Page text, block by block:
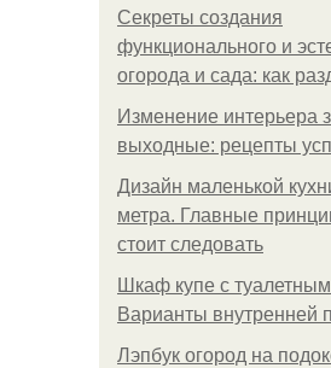
Секреты создания
функционального и
огорода и сада: как
Изменение интерьера
выходные: рецепты
Дизайн маленькой
метра. Главные
стоит следовать
Шкаф купе с
Варианты внутренней
Лэпбук огород на